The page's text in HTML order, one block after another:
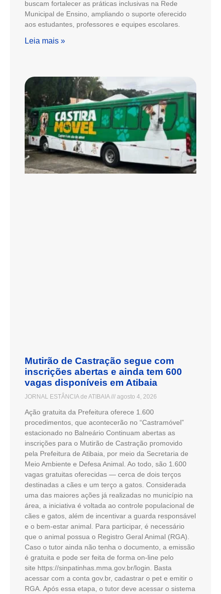
buscam fortalecer as práticas inclusivas na Rede
Municipal de Ensino, ampliando o suporte oferecido
aos estudantes, professores e equipes escolares.
Leia mais »
Mutirão de Castração segue com
inscrições abertas e ainda tem 600
vagas disponíveis em Atibaia
JORNAL ESTÂNCIA de ATIBAIA agosto 4, 2026
Ação gratuita da Prefeitura oferece 1.600
procedimentos, que acontecerão no “Castramóvel”
estacionado no Balneário Continuam abertas as
inscrições para o Mutirão de Castração promovido
pela Prefeitura de Atibaia, por meio da Secretaria de
Meio Ambiente e Defesa Animal. Ao todo, são 1.600
vagas gratuitas oferecidas — cerca de dois terços
destinadas a cães e um terço a gatos. Considerada
uma das maiores ações já realizadas no município na
área, a iniciativa é voltada ao controle populacional de
cães e gatos, além de incentivar a guarda responsável
e o bem-estar animal. Para participar, é necessário
que o animal possua o Registro Geral Animal (RGA).
Caso o tutor ainda não tenha o documento, a emissão
é gratuita e pode ser feita de forma on-line pelo
site https://sinpatinhas.mma.gov.br/login. Basta
acessar com a conta gov.br, cadastrar o pet e emitir o
RGA. Após essa etapa, o tutor deve acessar o sistema